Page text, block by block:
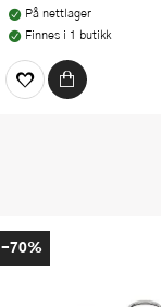
På nettlager
Finnes i 1 butikk
-70%